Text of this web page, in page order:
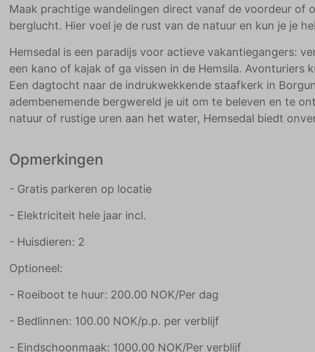
Maak prachtige wandelingen direct vanaf de voordeur of
berglucht. Hier voel je de rust van de natuur en kun je je
Hemsedal is een paradijs voor actieve vakantiegangers:
een kano of kajak of ga vissen in de Hemsila. Avonturiers
Een dagtocht naar de indrukwekkende staafkerk in
adembenemende bergwereld je uit om te beleven en te
natuur of rustige uren aan het water, Hemsedal biedt
Opmerkingen
- Gratis parkeren op locatie
- Elektriciteit hele jaar incl.
- Huisdieren: 2
Optioneel:
- Roeiboot te huur: 200.00 NOK/Per dag
- Bedlinnen: 100.00 NOK/p.p. per verblijf
- Eindschoonmaak: 1000.00 NOK/Per verblijf